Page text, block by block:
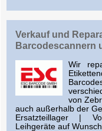
Verkauf und
Barcodescannern
Wir
von
auch außerhalb der
Ersatzteillager |
Leihgeräte auf Wunsch